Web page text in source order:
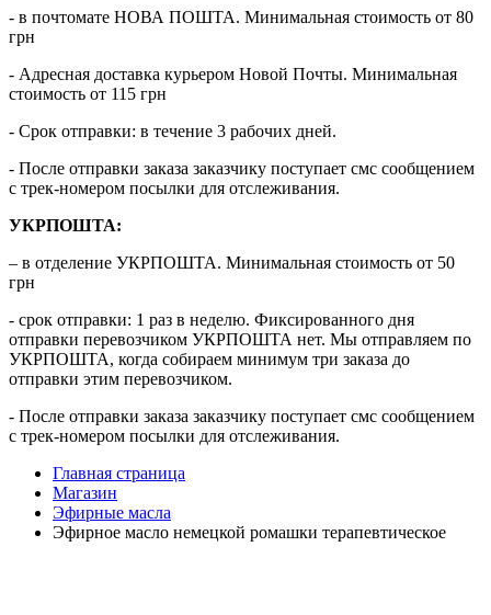
- в почтомате НОВА ПОШТА. Минимальная стоимость от 80
грн
- Адресная доставка курьером Новой Почты. Минимальная
стоимость от 115 грн
- Срок отправки: в течение 3 рабочих дней.
- После отправки заказа заказчику поступает смс сообщением
с трек-номером посылки для отслеживания.
УКРПОШТА:
– в отделение УКРПОШТА. Минимальная стоимость от 50
грн
- срок отправки: 1 раз в неделю. Фиксированного дня
отправки перевозчиком УКРПОШТА нет. Мы отправляем по
УКРПОШТА, когда собираем минимум три заказа до
отправки этим перевозчиком.
- После отправки заказа заказчику поступает смс сообщением
с трек-номером посылки для отслеживания.
Главная страница
Магазин
Эфирные масла
Эфирное масло немецкой ромашки терапевтическое